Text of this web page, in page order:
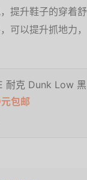
提升鞋子的穿着
可以提升抓地力
耐克 Dunk Low
包邮